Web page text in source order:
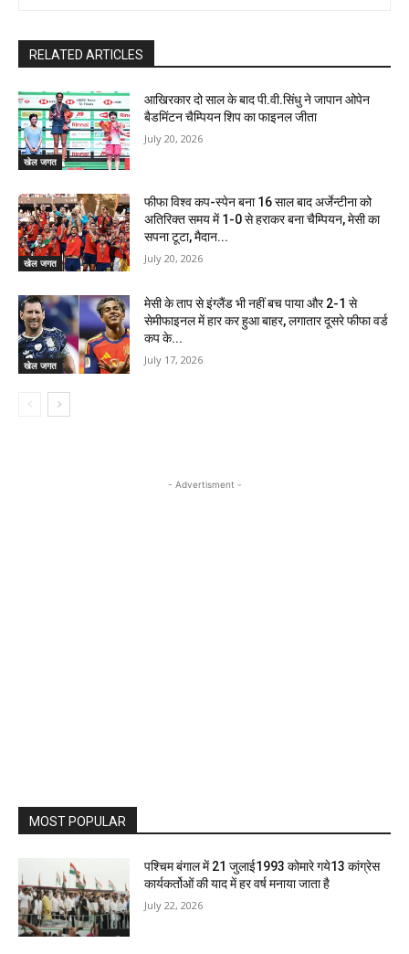
RELATED ARTICLES
खेल जगत
आखिरकार दो साल के बाद पी.वी.सिंधु ने जापान ओपेन
बैडमिंटन चैम्पियन शिप का फाइनल जीता
July 20, 2026
खेल जगत
फीफा विश्व कप-स्पेन बना 16 साल बाद अर्जेन्टीना को
अतिरिक्त समय में 1-0 से हराकर बना चैम्पियन, मेसी का
सपना टूटा, मैदान...
July 20, 2026
खेल जगत
मेसी के ताप से इंग्लैंड भी नहीं बच पाया और 2-1 से
सेमीफाइनल में हार कर हुआ बाहर, लगातार दूसरे फीफा वर्ड
कप के...
July 17, 2026
- Advertisment -
MOST POPULAR
पश्चिम बंगाल में 21 जुलाई1993 कोमारे गये13 कांग्रेस
कार्यकर्तोओं की याद में हर वर्ष मनाया जाता है
July 22, 2026